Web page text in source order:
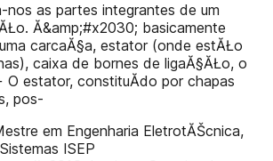
nos as partes integrantes de um
Ă&amp;#x2030; basicamente
carcaĂ§a, estator (onde estĂŁo
caixa de bornes de ligaĂ§ĂŁo, o
estator, constituĂ­do por chapas
pos-
em Engenharia EletrotĂŠcnica,
ISEP